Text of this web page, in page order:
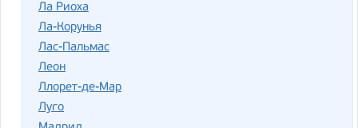
Ла Риоха
Ла-Корунья
Лас-Пальмас
Леон
Ллорет-де-Мар
Луго